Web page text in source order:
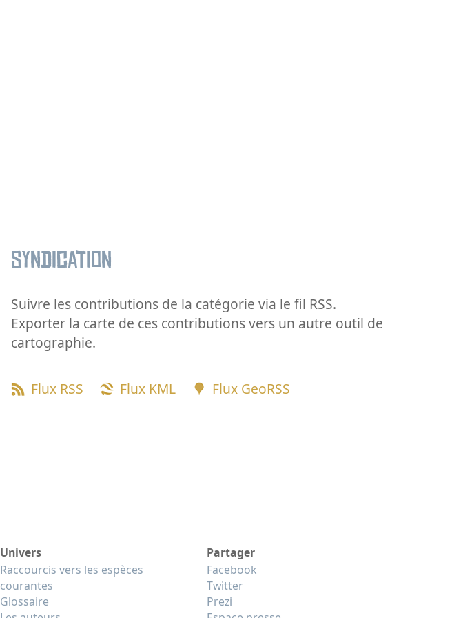
Syndication
Suivre les contributions de la catégorie via le fil RSS.
Exporter la carte de ces contributions vers un autre outil de
cartographie.
Flux RSS Flux KML Flux GeoRSS
Univers
Raccourcis vers les espèces
courantes
Glossaire
Partager
Facebook
Twitter
Prezi